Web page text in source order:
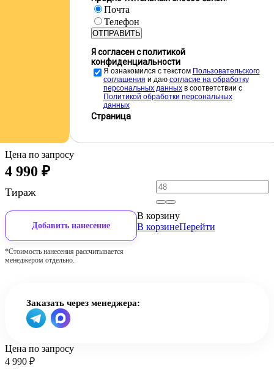
Почта
Телефон
ОТПРАВИТЬ
Я согласен с политикой
конфиденциальности
Я ознакомился с текстом Пользовательского
соглашения и даю cогласие на обработку
персональных данныхв соответствии с
Политикой обработки персональных
данных
Страница
Цена по запросу
4 990 ₽
Тираж
Добавить нанесение
*Стоимость нанесения рассчитывается
менеджером отдельно.
В корзину
В корзинеПерейти
Заказать через менеджера:
Цена по запросу
4 990 ₽